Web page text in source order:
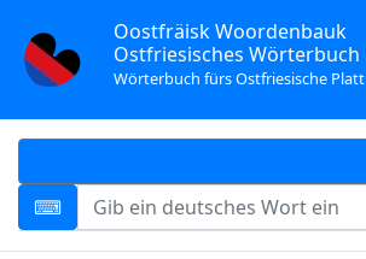
Oostfräisk Woordenbauk
Ostfriesisches Wörterbuch
Wörterbuch fürs Ostfriesische Platt